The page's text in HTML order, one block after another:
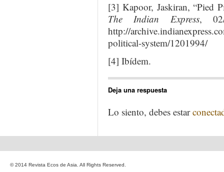
[3] Kapoor, Jaskiran, “Pied
The Indian Express,
http://
political-system/1201994/
[4] Ibídem.
Deja una respuesta
Lo siento, debes estar
© 2014 Revista Ecos de Asia. All Rights Reserved.